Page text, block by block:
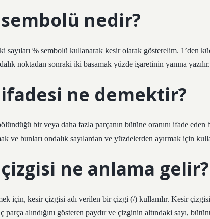
nedir?
sayıları % sembolü kullanarak kesir olarak gösterelim. 1’den
noktadan sonraki iki basamak yüzde işaretinin yanına yazılır.
ne demektir?
bir veya daha fazla parçanın bütüne oranını ifade eden
ve bunları ondalık sayılardan ve yüzdelerden ayırmak için
ne anlama gelir?
için, kesir çizgisi adı verilen bir çizgi (/) kullanılır. Kesir
parça alındığını gösteren paydır ve çizginin altındaki sayı,